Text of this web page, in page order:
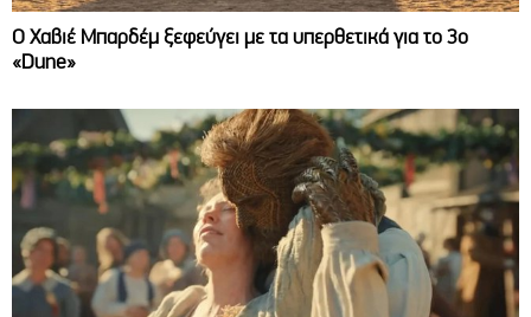
O Χαβιέ Μπαρδέμ ξεφεύγει με τα υπερθετικά για το 3ο
«Dune»